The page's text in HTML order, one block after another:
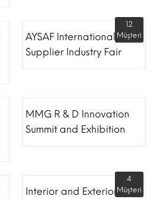
AYSAF International Shoe
Supplier Industry Fair
12
Müşteri
MMG R & D Innovation
Summit and Exhibition
Interior and Exterior
4
Müşteri